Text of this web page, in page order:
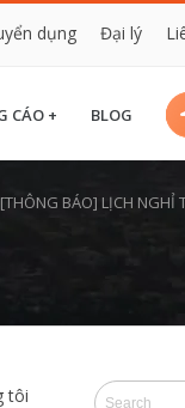
dụng Đại lý
CÁO + BLOG
[THÔNG BÁO] LỊCH NGHỈ
tôi